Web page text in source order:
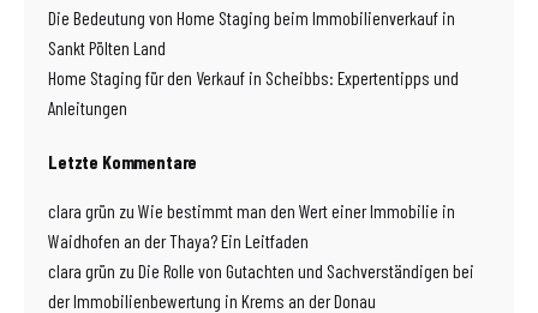
Die Bedeutung von Home Staging beim Immobilienverkauf in
Sankt Pölten Land
Home Staging für den Verkauf in Scheibbs: Expertentipps und
Anleitungen
Letzte Kommentare
clara grün zu Wie bestimmt man den Wert einer Immobilie in
Waidhofen an der Thaya? Ein Leitfaden
clara grün zu Die Rolle von Gutachten und Sachverständigen bei
der Immobilienbewertung in Krems an der Donau